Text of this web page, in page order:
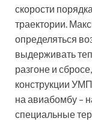
скорости
траектории.
определяться
выдерживать
разгоне и
конструкции
на авиабомбу –
специальные